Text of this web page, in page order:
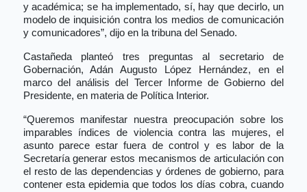
y académica; se ha implementado, sí, hay que decirlo, un
modelo de inquisición contra los medios de comunicación
y comunicadores”, dijo en la tribuna del Senado.
Castañeda planteó tres preguntas al secretario de
Gobernación, Adán Augusto López Hernández, en el
marco del análisis del Tercer Informe de Gobierno del
Presidente, en materia de Política Interior.
“Queremos manifestar nuestra preocupación sobre los
imparables índices de violencia contra las mujeres, el
asunto parece estar fuera de control y es labor de la
Secretaría generar estos mecanismos de articulación con
el resto de las dependencias y órdenes de gobierno, para
contener esta epidemia que todos los días cobra, cuando